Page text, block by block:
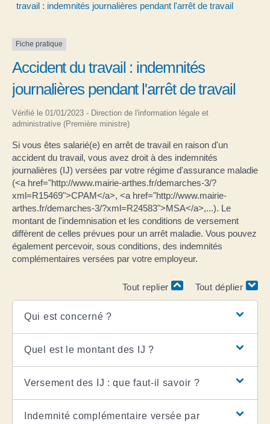
travail : indemnités journalières pendant l'arrêt de travail
Fiche pratique
Accident du travail : indemnités
journalières pendant l'arrêt de travail
Vérifié le 01/01/2023 - Direction de l'information légale et
administrative (Première ministre)
Si vous êtes salarié(e) en arrêt de travail en raison d'un
accident du travail, vous avez droit à des indemnités
journalières (IJ) versées par votre régime d'assurance maladie
(<a href="http://www.mairie-arthes.fr/demarches-3/?
xml=R15469">CPAM</a>, <a href="http://www.mairie-
arthes.fr/demarches-3/?xml=R24583">MSA</a>,...). Le
montant de l'indemnisation et les conditions de versement
diffèrent de celles prévues pour un arrêt maladie. Vous pouvez
également percevoir, sous conditions, des indemnités
complémentaires versées par votre employeur.
Tout replier Tout déplier
Qui est concerné ?
Quel est le montant des IJ ?
Versement des IJ : que faut-il savoir ?
Indemnité complémentaire versée par